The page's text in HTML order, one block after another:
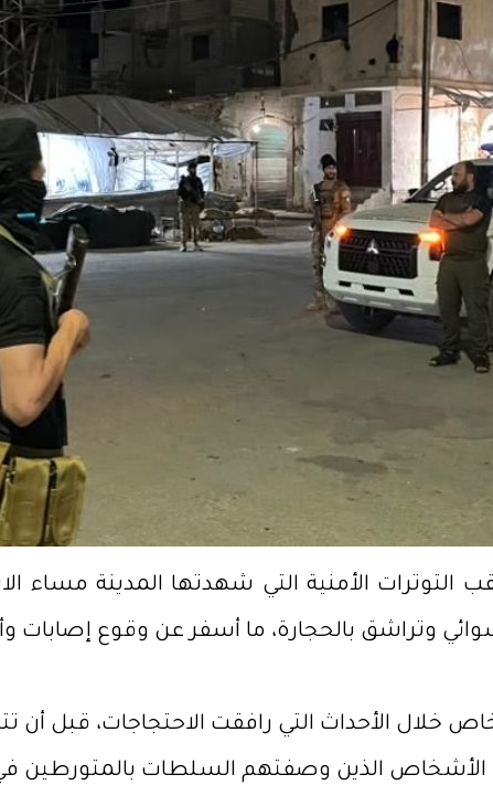
وتراشق بالحجارة، ما أسفر عن وقوع إصابات
الأحداث التي رافقت الاحتجاجات، قبل أن
بحق الأشخاص الذين وصفتهم السلطات بالمتورطين